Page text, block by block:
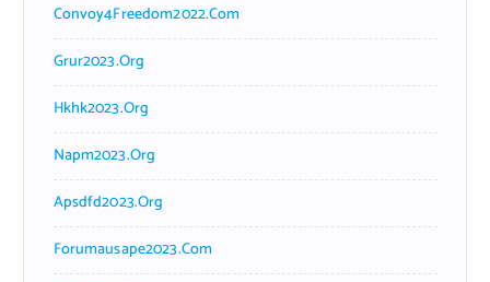
Convoy4Freedom2022.com
Grur2023.org
Hkhk2023.org
Napm2023.org
Apsdfd2023.org
Forumausape2023.com